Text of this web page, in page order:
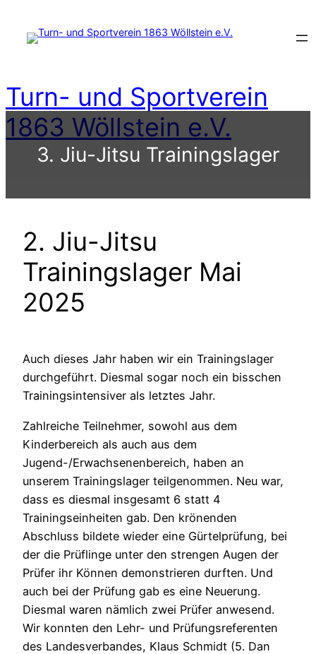
Inhalt
Turn- und Sportverein
1863 Wöllstein e.V.
3. Jiu-Jitsu Trainingslager
2. Jiu-Jitsu
Trainingslager Mai
2025
Auch dieses Jahr haben wir ein Trainingslager
durchgeführt. Diesmal sogar noch ein bisschen
Trainingsintensiver als letztes Jahr.
Zahlreiche Teilnehmer, sowohl aus dem
Kinderbereich als auch aus dem
Jugend-/Erwachsenenbereich, haben an
unserem Trainingslager teilgenommen. Neu war,
dass es diesmal insgesamt 6 statt 4
Trainingseinheiten gab. Den krönenden
Abschluss bildete wieder eine Gürtelprüfung, bei
der die Prüflinge unter den strengen Augen der
Prüfer ihr Können demonstrieren durften. Und
auch bei der Prüfung gab es eine Neuerung.
Diesmal waren nämlich zwei Prüfer anwesend.
Wir konnten den Lehr- und Prüfungsreferenten
des Landesverbandes, Klaus Schmidt (5. Dan